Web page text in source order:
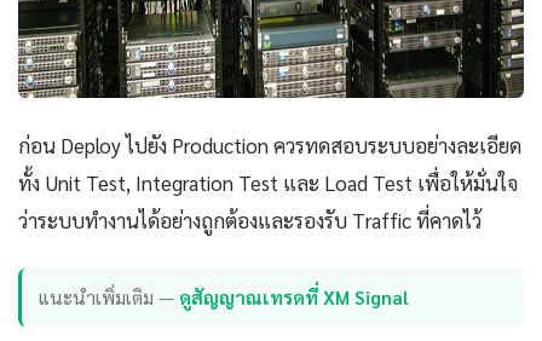
ก่อน Deploy ไปยัง Production ควรทดสอบระบบอย่างละเอียด
ทั้ง Unit Test, Integration Test และ Load Test เพื่อให้มั่นใจ
ว่าระบบทำงานได้อย่างถูกต้องและรองรับ Traffic ที่คาดไว้
แนะนำเพิ่มเติม — ดูสัญญาณเทรดที่ XM Signal